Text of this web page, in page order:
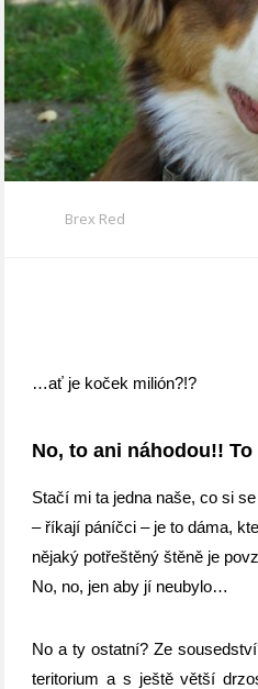
Brex Red
…ať je koček milión?!?
No, to ani náhodou!!
Stačí mi ta jedna naše,co si
– říkají páníčci – je to dáma,
nějaký potřeštěný štěně je
No, no, jen aby jí neubylo…
No a ty ostatní? Ze
teritorium a s ještě větší